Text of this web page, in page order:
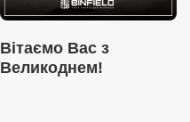
Вітаємо Вас з
Великоднем!